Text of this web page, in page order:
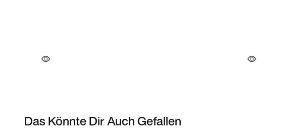
Das Könnte Dir Auch Gefallen